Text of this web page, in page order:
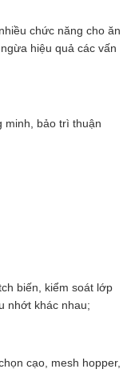
chức năng cho ăn
hiệu quả các vấn
minh, bảo trì thuận
biến, kiểm soát lớp
nhớt khác nhau;
cạo, mesh hopper,